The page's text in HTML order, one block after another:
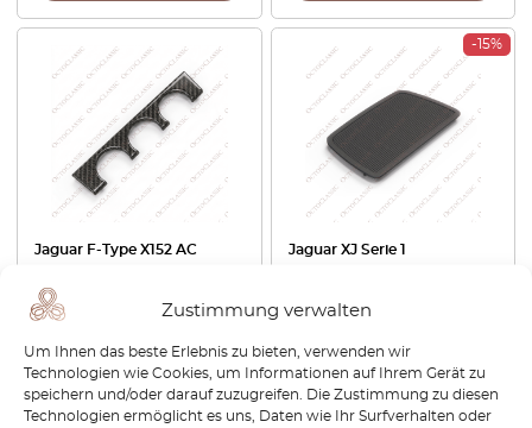
Zustimmung verwalten
Um Ihnen das beste Erlebnis zu bieten, verwenden wir
Technologien wie Cookies, um Informationen auf Ihrem Gerät zu
speichern und/oder darauf zuzugreifen. Die Zustimmung zu diesen
Technologien ermöglicht es uns, Daten wie Ihr Surfverhalten oder
Jaguar F-Type X152 AC
Carbon T2R20740
EX53046A04BB
€132,00
Produkt anzeigen
-15%
Jaguar XJ Serie 1
schwarz 243692
€ 88,80 €75,48
Produkt anzeigen